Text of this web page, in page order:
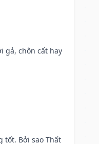
gả, chôn cất hay
tốt. Bởi sao Thất